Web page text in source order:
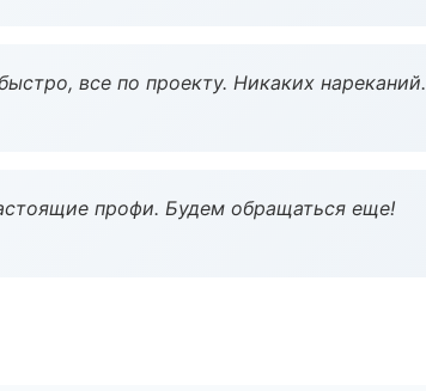
все по проекту. Никаких нареканий.
профи. Будем обращаться еще!